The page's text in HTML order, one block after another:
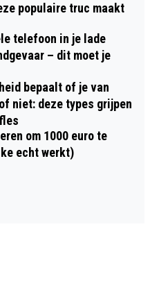
populaire truc maakt
telefoon in je lade
– dit moet je
bepaalt of je van
niet: deze types grijpen
om 1000 euro te
echt werkt)